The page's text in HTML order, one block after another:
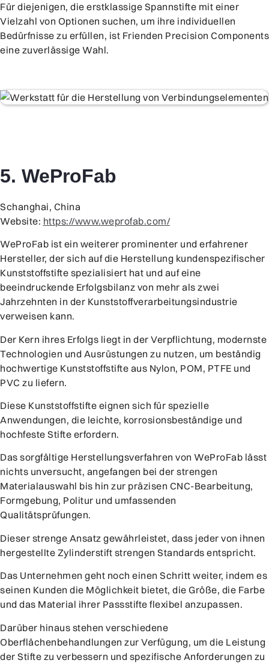
Für diejenigen, die erstklassige Spannstifte mit einer
Vielzahl von Optionen suchen, um ihre individuellen
Bedürfnisse zu erfüllen, ist Frienden Precision Components
eine zuverlässige Wahl.
5. WeProFab
Schanghai, China
Website: https://www.weprofab.com/
WeProFab ist ein weiterer prominenter und erfahrener
Hersteller, der sich auf die Herstellung kundenspezifischer
Kunststoffstifte spezialisiert hat und auf eine
beeindruckende Erfolgsbilanz von mehr als zwei
Jahrzehnten in der Kunststoffverarbeitungsindustrie
verweisen kann.
Der Kern ihres Erfolgs liegt in der Verpflichtung, modernste
Technologien und Ausrüstungen zu nutzen, um beständig
hochwertige Kunststoffstifte aus Nylon, POM, PTFE und
PVC zu liefern.
Diese Kunststoffstifte eignen sich für spezielle
Anwendungen, die leichte, korrosionsbeständige und
hochfeste Stifte erfordern.
Das sorgfältige Herstellungsverfahren von WeProFab lässt
nichts unversucht, angefangen bei der strengen
Materialauswahl bis hin zur präzisen CNC-Bearbeitung,
Formgebung, Politur und umfassenden
Qualitätsprüfungen.
Dieser strenge Ansatz gewährleistet, dass jeder von ihnen
hergestellte Zylinderstift strengen Standards entspricht.
Das Unternehmen geht noch einen Schritt weiter, indem es
seinen Kunden die Möglichkeit bietet, die Größe, die Farbe
und das Material ihrer Passstifte flexibel anzupassen.
Darüber hinaus stehen verschiedene
Oberflächenbehandlungen zur Verfügung, um die Leistung
der Stifte zu verbessern und spezifische Anforderungen zu